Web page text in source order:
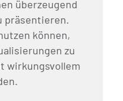
überzeugend
präsentieren.
können,
zu
wirkungsvollem